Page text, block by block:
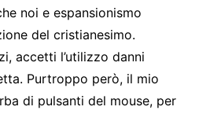
noi e espansionismo
del cristianesimo.
accetti l’utilizzo danni
Purtroppo però, il mio
di pulsanti del mouse, per